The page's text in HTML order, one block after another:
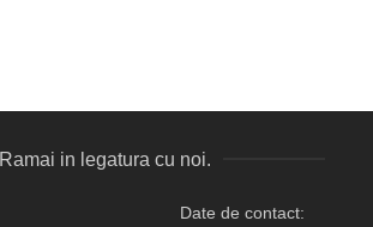
Ramai in legatura cu noi.
Date de contact: